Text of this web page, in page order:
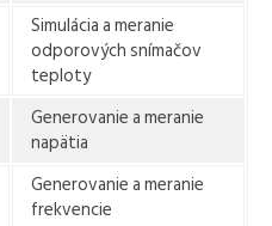
Simulácia a meranie
odporových snímačov
teploty
Generovanie a meranie
napätia
Generovanie a meranie
frekvencie